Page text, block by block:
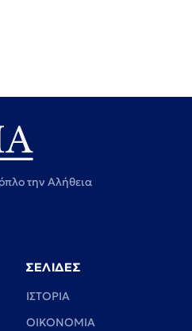
την Αλήθεια
ΣΕΛΙΔΕΣ
ΙΣΤΟΡΙΑ
ΟΙΚΟΝΟΜΙΑ